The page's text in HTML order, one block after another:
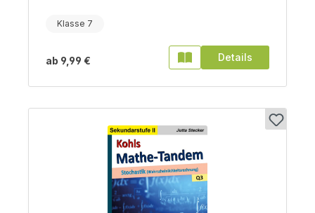
Klasse 7
ab 9,99 € Details